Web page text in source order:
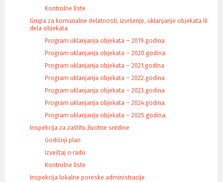
Kontrolne liste
Grupa za komunalne delatnosti, izvršenje, uklanjanje objekata ili
dela objekata
Program uklanjanja objekata – 2019.godina
Program uklanjanja objekata – 2020.godina
Program uklanjanja objekata – 2021.godina
Program uklanjanja objekata – 2022.godina
Program uklanjanja objekata – 2023.godina
Program uklanjanja objekata – 2024.godina
Program uklanjanja objekata – 2025.godina
Inspekcija za zaštitu životne sredine
Godišnji plan
Izveštaj o radu
Kontrolne liste
Inspekcija lokalne poreske administracije